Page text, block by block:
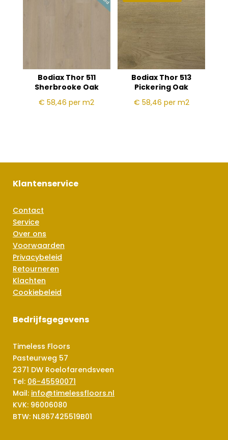
Bodiax Thor 511
Sherbrooke Oak
€ 58,46per m2
Bodiax Thor 513
Pickering Oak
€ 58,46 per m2
Klantenservice
Contact
Service
Over ons
Voorwaarden
Privacybeleid
Retourneren
Klachten
Cookiebeleid
Bedrijfsgegevens
Timeless Floors
Pasteurweg 57
2371 DW Roelofarendsveen
Tel: 06-45590071
Mail: info@timelessfloors.nl
KVK: 96006080
BTW: NL867425519B01